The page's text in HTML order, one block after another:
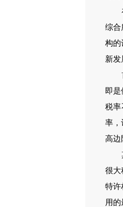
综合
构的
新发
即
税率
率，
高边
很大
特许
用